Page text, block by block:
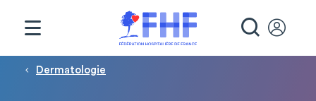
Fil d'Ariane
Dermatologie
Panneau de gestion des cookies